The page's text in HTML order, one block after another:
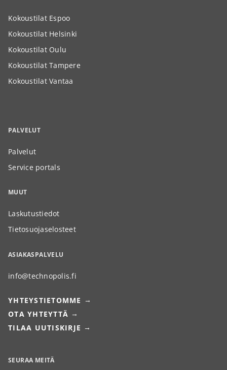
Kokoustilat Espoo
Kokoustilat Helsinki
Kokoustilat Oulu
Kokoustilat Tampere
Kokoustilat Vantaa
PALVELUT
Palvelut
Service portals
MUUT
Laskutustiedot
Tietosuojaselosteet
ASIAKASPALVELU
info@technopolis.fi
YHTEYSTIETOMME
OTA YHTEYTTÄ
TILAA UUTISKIRJE
SEURAA MEITÄ